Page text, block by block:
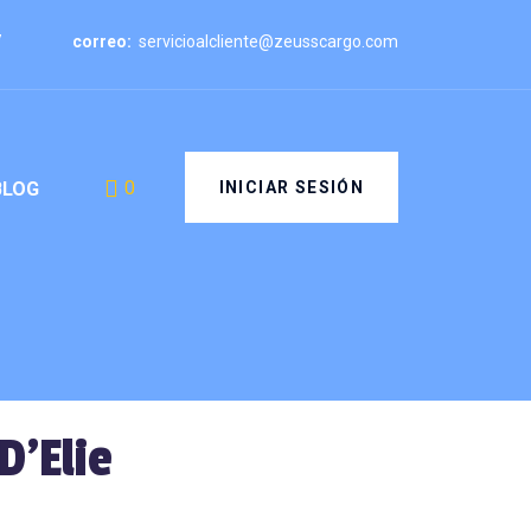
correo: servicioalcliente@zeusscargo.com
0 INICIAR SESIÓN